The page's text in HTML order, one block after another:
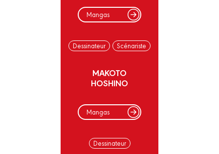
Mangas
Dessinateur Scénariste
MAKOTO
HOSHINO
Mangas
Dessinateur